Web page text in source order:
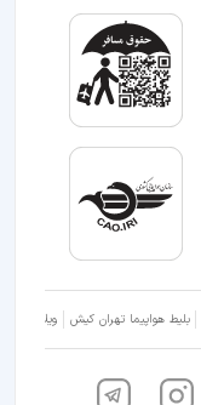
بلیط هواپیما تهران کیش ویلا شمال